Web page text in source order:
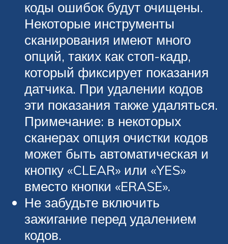
коды ошибок будут очищены.
Некоторые инструменты
сканирования имеют много
опций, таких как стоп-кадр,
который фиксирует показания
датчика. При удалении кодов
эти показания также удаляться.
Примечание: в некоторых
сканерах опция очистки кодов
может быть автоматическая и
кнопку «CLEAR» или «YES»
вместо кнопки «ERASE».
Не забудьте включить
зажигание перед удалением
кодов.